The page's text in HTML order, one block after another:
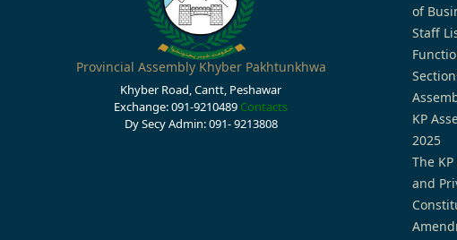
Provincial Assembly Khyber Pakhtunkhwa
Khyber Road, Cantt, Peshawar
Exchange: 091-9210489 Contacts
Dy Secy Admin: 091- 9213808
of
Staff
KP
2025
The
and